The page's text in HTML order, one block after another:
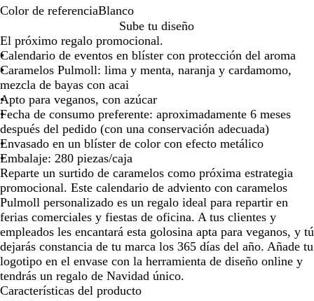
imagen
Color de referenciaBlanco
l
a
n
c
o
Sube tu diseño
El próximo regalo promocional.
Calendario de eventos en blíster con protección del aroma
Caramelos Pulmoll: lima y menta, naranja y cardamomo,
mezcla de bayas con acai
Apto para veganos, con azúcar
Fecha de consumo preferente: aproximadamente 6 meses
después del pedido (con una conservación adecuada)
Envasado en un blíster de color con efecto metálico
Embalaje: 280 piezas/caja
Reparte un surtido de caramelos como próxima estrategia
promocional. Este calendario de adviento con caramelos
Pulmoll personalizado es un regalo ideal para repartir en
ferias comerciales y fiestas de oficina. A tus clientes y
empleados les encantará esta golosina apta para veganos, y tú
dejarás constancia de tu marca los 365 días del año. Añade tu
logotipo en el envase con la herramienta de diseño online y
tendrás un regalo de Navidad único.
Características del producto